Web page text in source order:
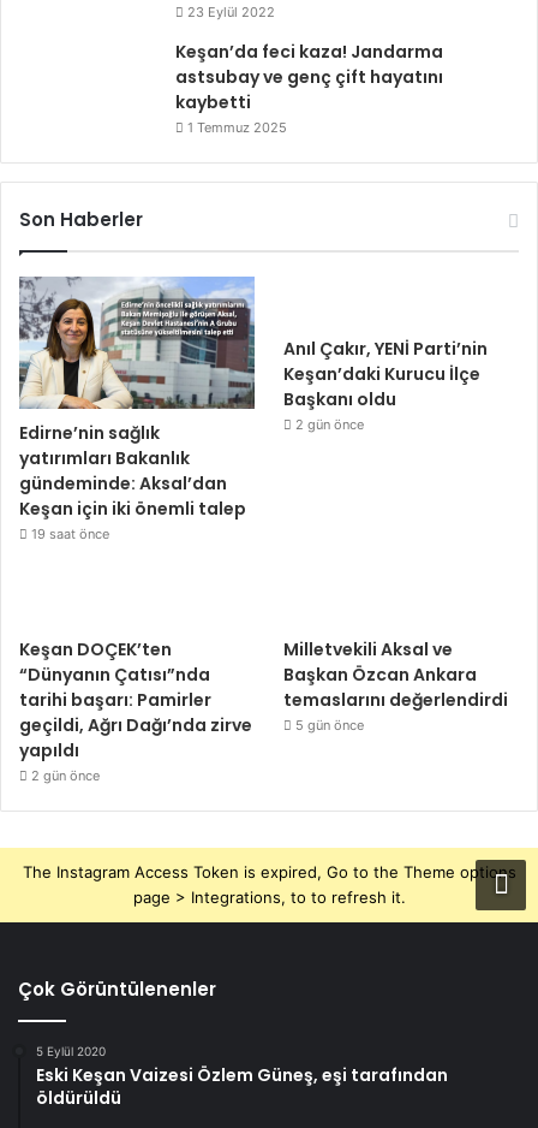
23 Eylül 2022
Keşan’da feci kaza! Jandarma
astsubay ve genç çift hayatını
kaybetti
1 Temmuz 2025
Son Haberler
Edirne’nin sağlık
yatırımları Bakanlık
gündeminde: Aksal’dan
Keşan için iki önemli talep
19 saat önce
Anıl Çakır, YENİ Parti’nin
Keşan’daki Kurucu İlçe
Başkanı oldu
2 gün önce
Keşan DOÇEK’ten
“Dünyanın Çatısı”nda
tarihi başarı: Pamirler
geçildi, Ağrı Dağı’nda zirve
yapıldı
2 gün önce
Milletvekili Aksal ve
Başkan Özcan Ankara
temaslarını değerlendirdi
5 gün önce
The Instagram Access Token is expired, Go to the Theme options
page > Integrations, to to refresh it.
Çok Görüntülenenler
5 Eylül 2020
Eski Keşan Vaizesi Özlem Güneş, eşi tarafından
öldürüldü